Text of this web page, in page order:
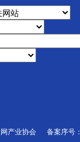
网产业协会 备案序号：